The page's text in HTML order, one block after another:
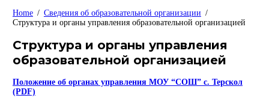
Home
Сведения об образовательной организации
Структура и органы управления образовательной организацией
Структура и органы управления
образовательной организацией
Положение об органах управления МОУ “СОШ” с. Терскол
(PDF)